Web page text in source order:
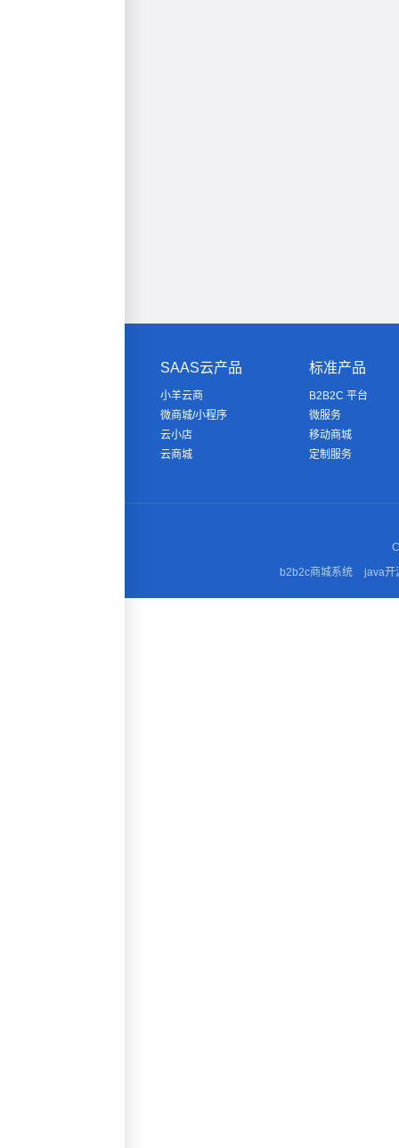
SAAS云产品
小羊云商
微商城/小程序
云小店
云商城
标准产品
B2B2C 平台
微服务
移动商城
定制服务
b2b2c商城系统
java开